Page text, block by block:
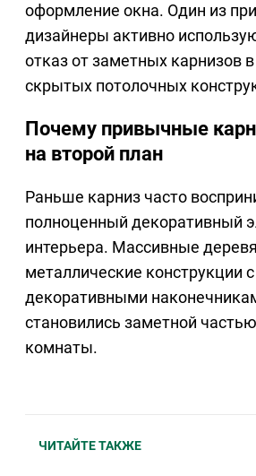
оформление окна. Один из
дизайнеры активно
отказ от заметных карнизов
скрытых потолочных
Почему привычные
на второй план
Раньше карниз часто
полноценный декоративный
интерьера. Массивные
металлические конструкции с
декоративными
становились заметной
комнаты.
ЧИТАЙТЕ ТАКЖЕ